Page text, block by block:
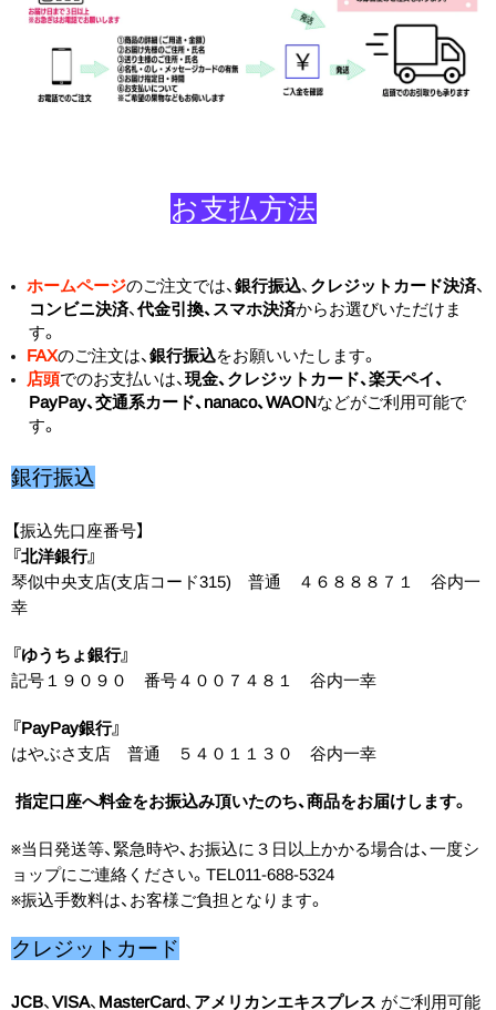
お支払方法
ホームページのご注文では、 銀行振込、 クレジットカード決済、
コンビニ決済、 代金引換、スマホ決済からお選びいただけま
す。
FAXのご注文は、 銀行振込をお願いいたします。
店頭でのお支払いは、 現金、クレジットカード、楽天ペイ、
PayPay、交通系カード、nanaco、WAONなどがご利用可能で
す。
銀行振込
【振込先口座番号】
『北洋銀行』
琴似中央支店(支店コード315) 普通 ４６８８８７１ 谷内一
幸
『ゆうちょ銀行』
記号１９０９０ 番号４００７４８１ 谷内一幸
『PayPay銀行』
はやぶさ支店 普通 ５４０１１３０ 谷内一幸
指定口座へ料金をお振込み頂いたのち、商品をお届けします。
※当日発送等、緊急時や、お振込に３日以上かかる場合は、一度シ
ョップにご連絡ください。TEL011-688-5324
※振込手数料は、お客様ご負担となります。
クレジットカード
JCB、 VISA、 MasterCard、 アメリカンエキスプレス がご利用可能